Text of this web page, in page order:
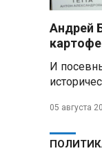
Андрей
И
05 августа